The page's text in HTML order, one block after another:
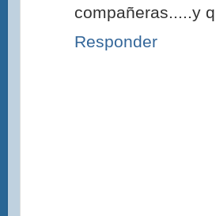
compañeras.....y
Responder